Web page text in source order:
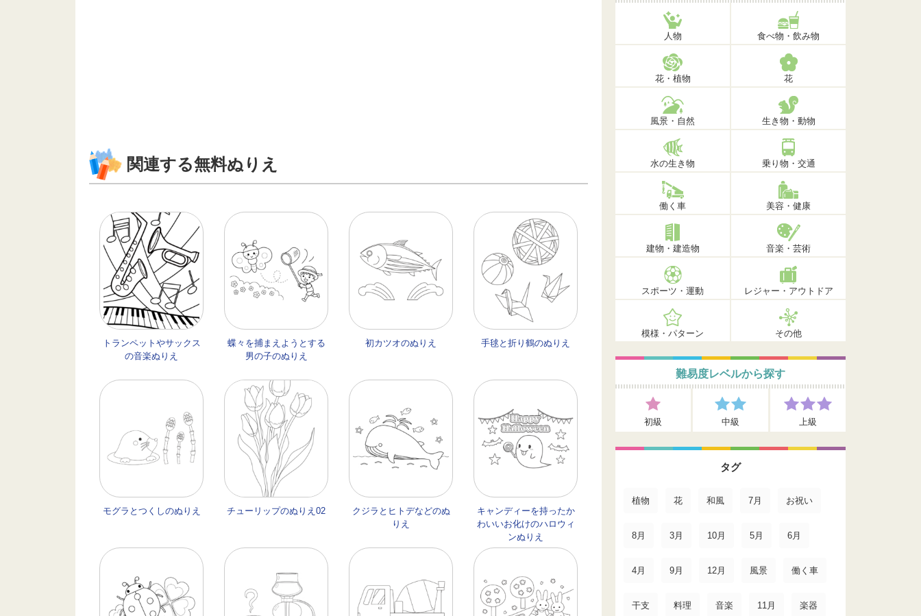
関連する無料ぬりえ
トランペットやサックス
の音楽ぬりえ
蝶々を捕まえようとする
男の子のぬりえ
初カツオのぬりえ 手毬と折り鶴のぬりえ
モグラとつくしのぬりえ チューリップのぬりえ02
クジラとヒトデなどのぬ
りえ
キャンディーを持ったか
わいいお化けのハロウィ
ンぬりえ
人物 食べ物・飲み物
花・植物 花
風景・自然 生き物・動物
水の生き物 乗り物・交通
働く車 美容・健康
建物・建造物 音楽・芸術
スポーツ・運動 レジャー・アウトドア
模様・パターン その他
難易度レベルから探す
初級 中級 上級
タグ
植物 花 和風 7月 お祝い
8月 3月 10月 5月 6月
4月 9月 12月 風景 働く車
干支 料理 音楽 11月 楽器